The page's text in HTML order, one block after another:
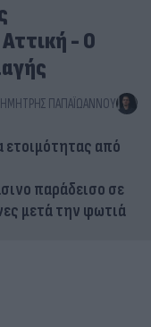
- Ο
ΠΑΠΑΪΩΆΝΝΟΥ
από
παράδεισο σε
μετά την φωτιά